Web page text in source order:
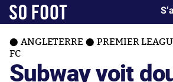
ANGLETERRE PREMIER
FC
Subway voit